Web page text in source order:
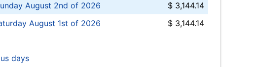
August 2nd of 2026
$ 3,144.14
August 1st of 2026
$ 3,144.14
days